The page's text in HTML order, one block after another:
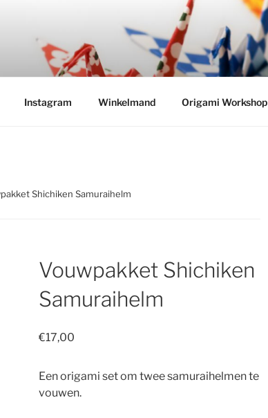
TSURU
JapanInstagram Winkelmand Origami Workshop
Shichiken Samuraihelm
Vouwpakket Shichiken
Samuraihelm
€17,00
Een origami set om twee samuraihelmen te
vouwen.